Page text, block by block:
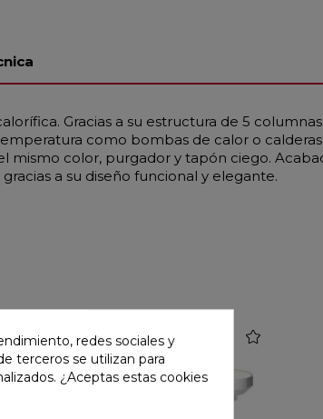
Gracias a su estructura de 5
como bombas de calor o
mismo color, purgador y tapón ciego.
a su diseño funcional y elegante.
favorite favorite
redes sociales y
terceros se utilizan para
¿Aceptas estas cookies